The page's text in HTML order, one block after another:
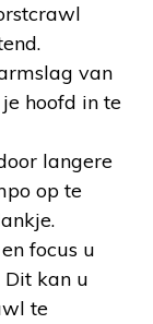
van
hoofd in te
langere
op te
focus u
kan u
te